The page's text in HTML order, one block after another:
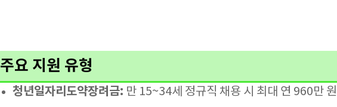
주요 지원 유형
청년일자리도약장려금: 만 15~34세 정규직 채용 시 최대 연 960만 원